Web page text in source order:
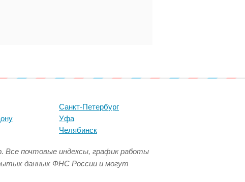
Санкт-Петербург
Уфа
Челябинск
Все почтовые индексы, график работы
данных ФНС России и могут